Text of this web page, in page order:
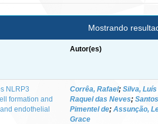
Mostrando
Autor(es)
NLRP3
formation and
endothelial
Corrêa, Rafael; Silva,
Raquel das Neves;
Pimentel de; Assunção,
Grace